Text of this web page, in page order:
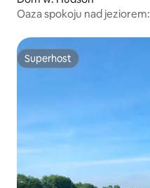
Oaza spokoju nad jeziorem: Pływanie – Wędkowanie –
Superhost
Superhost